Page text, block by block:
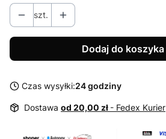
szt.
Dodaj do koszyka
Czas wysyłki:24 godziny
Dostawa od 20,00 zł - Fedex Kurier